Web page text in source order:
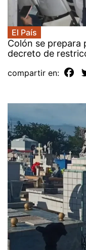
El País
Colón se prepara
decreto de
compartir en: